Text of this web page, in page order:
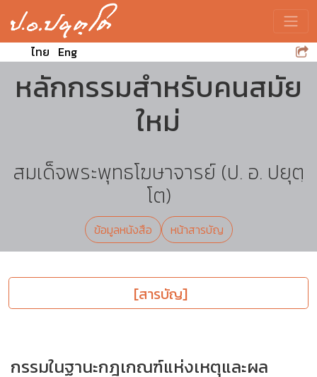
ไทย Eng
หลักกรรมสำหรับคนสมัย
ใหม่
สมเด็จพระพุทธโฆษาจารย์ (ป. อ. ปยุตฺ
โต)
ข้อมูลหนังสือ หน้าสารบัญ
[สารบัญ]
กรรมในฐานะกฎเกณฑ์แห่งเหตุและผล